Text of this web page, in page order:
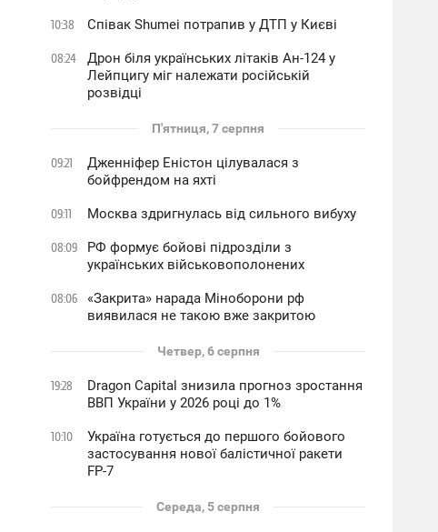
10:38 Співак Shumei потрапив у ДТП у Києві
08:24
Дрон біля українських літаків Ан-124 у
Лейпцигу міг належати російській
розвідці
П'ятниця, 7 серпня
09:21
Дженніфер Еністон цілувалася з
бойфрендом на яхті
09:11 Москва здригнулась від сильного вибуху
08:09
РФ формує бойові підрозділи з
українських військовополонених
08:06
«Закрита» нарада Міноборони рф
виявилася не такою вже закритою
Четвер, 6 серпня
19:28
Dragon Capital знизила прогноз зростання
ВВП України у 2026 році до 1%
10:10
Україна готується до першого бойового
застосування нової балістичної ракети
FP-7
Середа, 5 серпня